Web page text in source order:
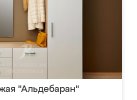
"Альдебаран"